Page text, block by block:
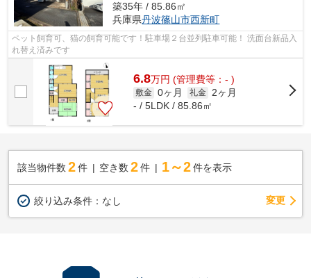
築35年 / 85.86㎡
兵庫県丹波篠山市西新町
ペット飼育可、猫の飼育可能です！駐車場２台並列駐車可能！ 洗面台新品入
れ替え済みです
6.8万円 (管理費等：- )
敷金 0ヶ月 礼金
2ヶ月
- / 5LDK / 85.86㎡
該当物件数 2件 空き数 2 件 1～2 件を表示
絞り込み条件： なし 変更